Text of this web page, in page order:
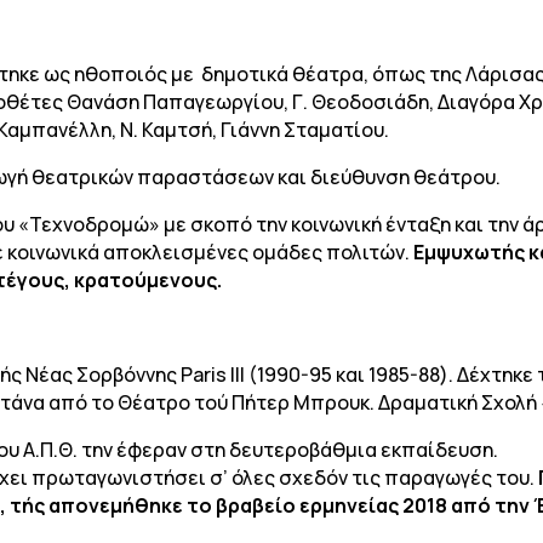
ως ηθοποιός με δημοτικά θέατρα, όπως της
Θανάση Παπαγεωργίου, Γ. Θεοδοσιάδη, Διαγόρα
Ν. Καμτσή, Γιάννη Σταματίου.
θεατρικών παραστάσεων και διεύθυνση θεάτρου.
«Τεχνοδρομώ» με σκοπό την κοινωνική ένταξη και την
αποκλεισμένες ομάδες πολιτών. Εμψυχωτής
κρατούμενους.
Νέας Σορβόννης Paris III (1990-95 και 1985-88). Δέχτηκε
από το Θέατρο τού Πήτερ Μπρουκ. Δραματική
Α.Π.Θ. την έφεραν στη δευτεροβάθμια εκπαίδευση.
πρωταγωνιστήσει σ’ όλες σχεδόν τις παραγωγές του.
τής απονεμήθηκε το βραβείο ερμηνείας 2018 από